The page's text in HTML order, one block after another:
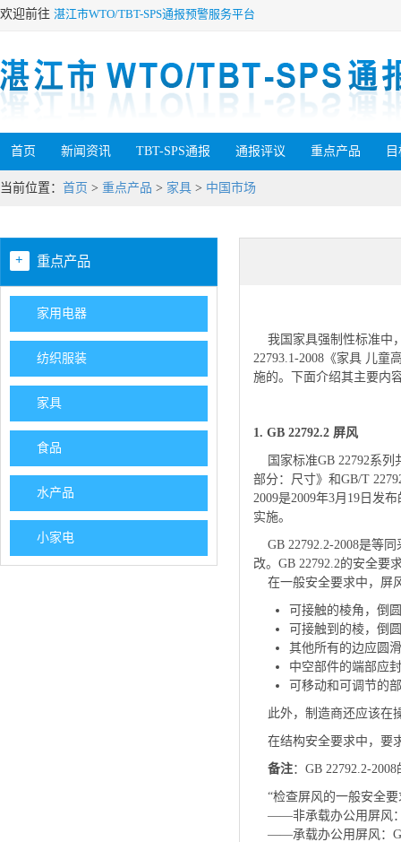
欢迎前往 湛江市WTO/TBT-SPS通报预警服务平台
首页 新闻资讯 TBT-SPS通报 通报评议 重点产品
当前位置： 首页 > 重点产品 > 家具 > 中国市场
+ 重点产品
家用电器
纺织服装
家具
食品
水产品
小家电
我国家具强制性标准中
22793.1-2008《家具 儿童
施的。下面介绍其主要内
1. GB 22792.2 屏风
国家标准GB 22792系列
部分：尺寸》和GB/T
2009是2009年3月19日发
实施。
GB 22792.2-2008是等同
改。GB 22792.2的安全要
在一般安全要求中，屏
可接触的棱角，倒
可接触到的棱，倒
其他所有的边应圆
中空部件的端部应
可移动和可调节的
此外，制造商还应该在
在结构安全要求中，要
备注：GB 22792.2-
“检查屏风的一般安全要
——非承载办公用屏风：
——承载办公用屏风：